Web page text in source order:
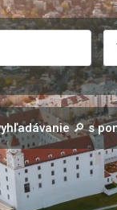
🔎 s